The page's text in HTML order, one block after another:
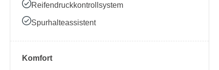
Reifendruckkontrollsystem
Spurhalteassistent
Komfort